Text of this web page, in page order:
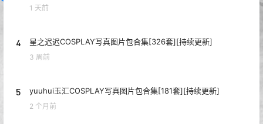
1 天前
4 星之迟迟COSPLAY写真图片包合集[326套][持续更新]
3 周前
5 yuuhui玉汇COSPLAY写真图片包合集[181套][持续更新]
2 个月前